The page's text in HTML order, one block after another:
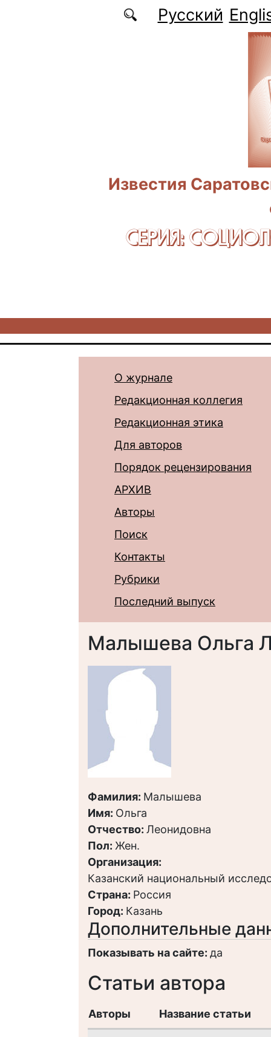
Перейти к основному содержаниюРусский
Известия
СЕРИЯ:
О журнале
Редакционная коллегия
Редакционная этика
Для авторов
Порядок рецензирования
АРХИВ
Авторы
Поиск
Контакты
Рубрики
Последний выпуск
Малышева Ольга
Фамилия: Малышева
Имя: Ольга
Отчество: Леонидовна
Пол: Жен.
Организация:
Казанский национальный
Страна: Россия
Город: Казань
Дополнительные
Показывать на сайте: да
Статьи автора
Авторы Название статьи